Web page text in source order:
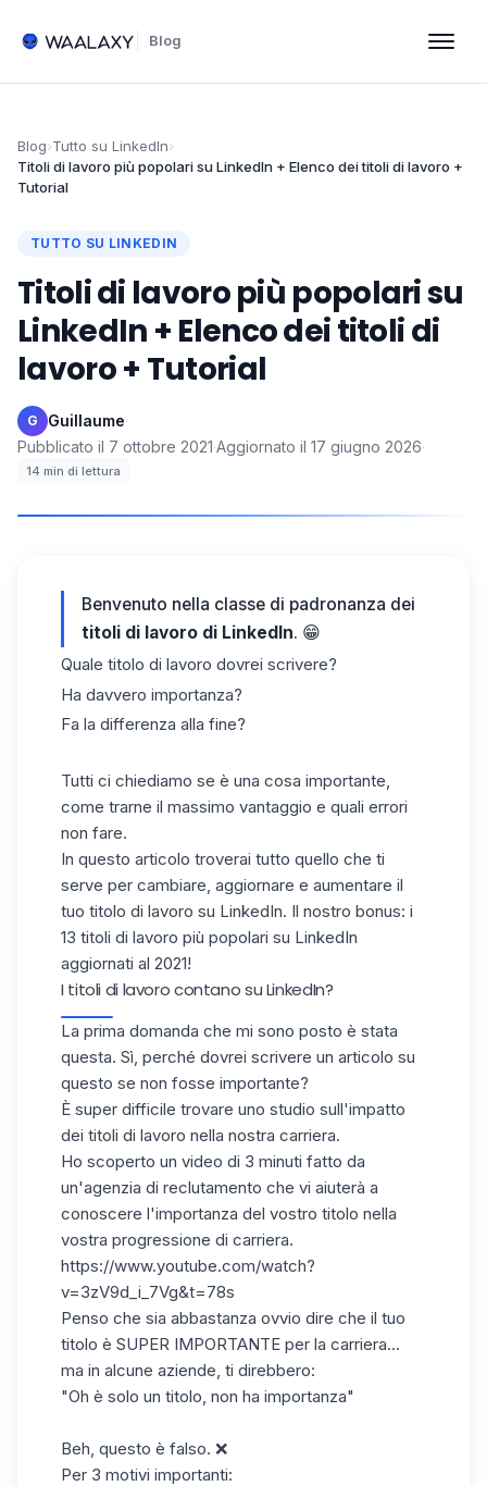
Blog
Blog›Tutto su LinkedIn›
Titoli di lavoro più popolari su LinkedIn + Elenco dei titoli di lavoro +
Tutorial
TUTTO SU LINKEDIN
Titoli di lavoro più popolari su
LinkedIn + Elenco dei titoli di
lavoro + Tutorial
G Guillaume·
Pubblicato il 7 ottobre 2021·Aggiornato il 17 giugno 2026·
14 min di lettura
Benvenuto nella classe di padronanza dei
titoli di lavoro di LinkedIn. 😁
Quale titolo di lavoro dovrei scrivere?
Ha davvero importanza?
Fa la differenza alla fine?
Tutti ci chiediamo se è una cosa importante,
come trarne il massimo vantaggio e quali errori
non fare.
In questo articolo troverai tutto quello che ti
serve per cambiare, aggiornare e aumentare il
tuo titolo di lavoro su LinkedIn. Il nostro bonus: i
13 titoli di lavoro più popolari su LinkedIn
aggiornati al 2021!
I titoli di lavoro contano su LinkedIn?
La prima domanda che mi sono posto è stata
questa. Sì, perché dovrei scrivere un articolo su
questo se non fosse importante?
È super difficile trovare uno studio sull'impatto
dei titoli di lavoro nella nostra carriera.
Ho scoperto un video di 3 minuti fatto da
un'agenzia di reclutamento che vi aiuterà a
conoscere l'importanza del vostro titolo nella
vostra progressione di carriera.
https://www.youtube.com/watch?
v=3zV9d_i_7Vg&t=78s
Penso che sia abbastanza ovvio dire che il tuo
titolo è SUPER IMPORTANTE per la carriera...
ma in alcune aziende, ti direbbero:
"Oh è solo un titolo, non ha importanza"
Beh, questo è falso. ❌
Per 3 motivi importanti: